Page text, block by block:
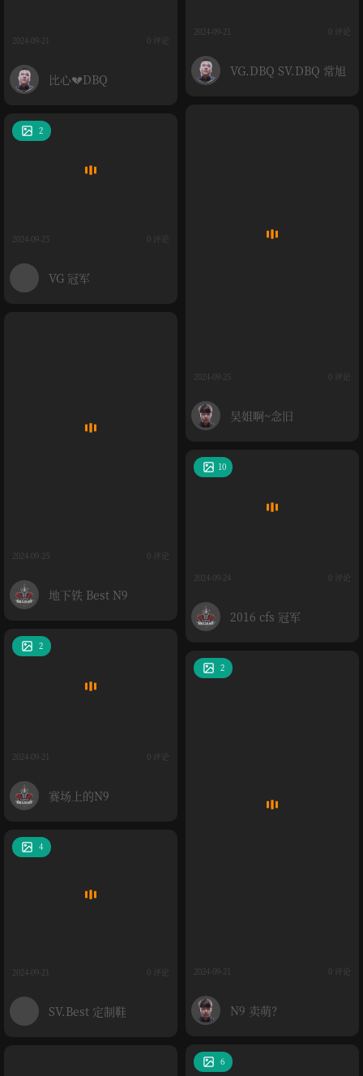
2024-09-21 0 评论
VG.DBQ SV.DBQ 常旭
2024-09-21 0 评论
比心💔DBQ
2024-09-25 0 评论
吴姐啊~念旧
2
2024-09-25 0 评论
VG 冠军
2024-09-25 0 评论
地下铁 Best N9
10
2024-09-24 0 评论
2016 cfs 冠军
2
2024-09-21 0 评论
赛场上的N9
2
2024-09-21 0 评论
N9 卖萌？
4
2024-09-21 0 评论
SV.Best 定制鞋
6